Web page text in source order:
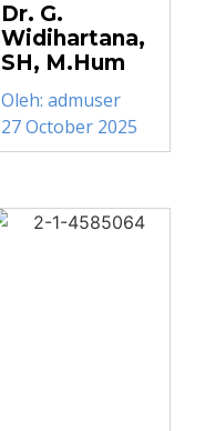
Dr. G.
Widihartana,
SH, M.Hum
Oleh: admuser
27 October 2025